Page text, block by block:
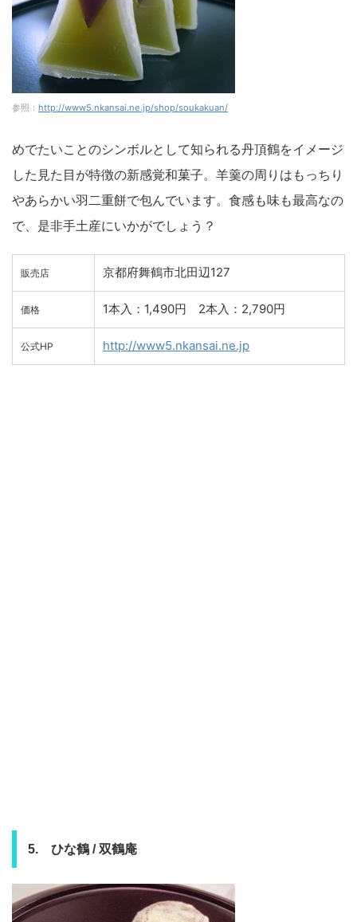
参照： http://www5.nkansai.ne.jp/shop/soukakuan/
めでたいことのシンボルとして知られる丹頂鶴をイメージ
した見た目が特徴の新感覚和菓子。羊羹の周りはもっちり
やあらかい羽二重餅で包んでいます。食感も味も最高なの
で、是非手土産にいかがでしょう？
販売店 京都府舞鶴市北田辺127
価格 1本入：1,490円 2本入：2,790円
公式HP http://www5.nkansai.ne.jp
5. ひな鶴 / 双鶴庵